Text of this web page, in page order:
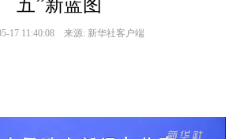
17 11:40:08 来源: 新华社客户端